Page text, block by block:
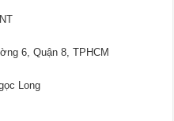
6, Quận 8, TPHCM
Long